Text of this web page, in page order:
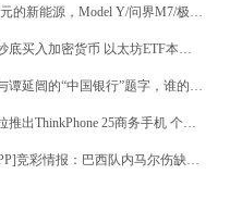
20-30万元的新能源，Model Y/问界M7/极氪001/昊铂HT该怎么选？
投资者抄底买入加密货币 以太坊ETF本周净流入约1.2亿美元
郭沫若与谭延闿的“中国银行”题字，谁的字更能打动人心？
摩托罗拉推出ThinkPhone 25商务手机 个人也可以买到
[小炮APP]竞彩情报：巴西队内马尔伤缺无缘比赛